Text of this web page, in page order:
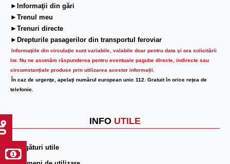
►Informaţii din gări
►Trenul meu
►Trenuri directe
►Drepturile pasagerilor din transportul feroviar
Informaţiile din circulaţie sunt variabile, valabile doar pentru data şi ora solicitării
lor. Nu ne asumăm răspunderea pentru eventuale pagube directe, indirecte sau
circumstanțiale produse prin utilizarea acestor informații.
În caz de urgenţe, apelaţi numărul european unic 112. Gratuit în orice reţea de
telefonie.
INFO UTILE
►Legături utile